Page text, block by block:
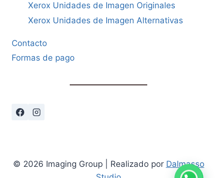
Xerox Unidades de Imagen Originales
Xerox Unidades de Imagen Alternativas
Contacto
Formas de pago
© 2026 Imaging Group | Realizado por Dalmasso